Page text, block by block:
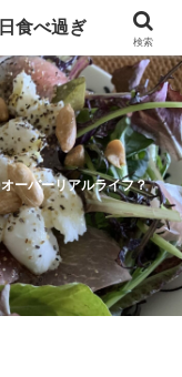
ーバーリアルライフ？
食べ過ぎ
検索